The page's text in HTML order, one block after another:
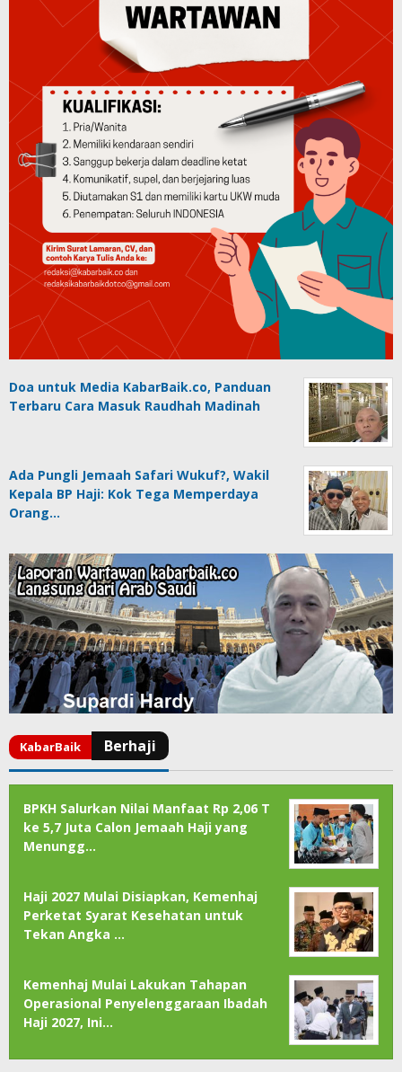
Doa untuk Media KabarBaik.co, Panduan
Terbaru Cara Masuk Raudhah Madinah
Ada Pungli Jemaah Safari Wukuf?, Wakil
Kepala BP Haji: Kok Tega Memperdaya
Orang…
BPKH Salurkan Nilai Manfaat Rp 2,06 T
ke 5,7 Juta Calon Jemaah Haji yang
Menungg…
Haji 2027 Mulai Disiapkan, Kemenhaj
Perketat Syarat Kesehatan untuk
Tekan Angka …
Kemenhaj Mulai Lakukan Tahapan
Operasional Penyelenggaraan Ibadah
Haji 2027, Ini…